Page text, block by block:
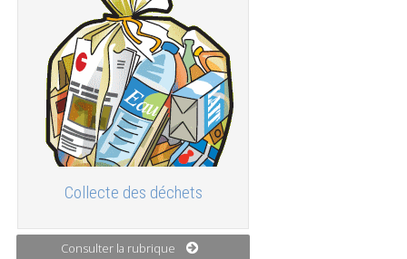
Collecte des déchets
Consulter la rubrique